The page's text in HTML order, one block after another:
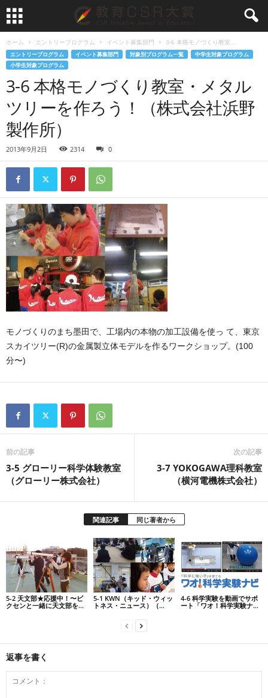
ホーム エントリープログラム イベント募集部門 3-6 本格モノづくり教室...
エントリープログラム イベント募集部門 対象別プログラム一覧
中学生対象プログラム
小学生対象プログラム
3-6 本格モノづくり教室・メタル
ツリーを作ろう！（株式会社浜野
製作所）
2013年9月2日 2314 0
モノづくりのまち墨田で、工場内の本物の加工設備を使っ て、東京
スカイツリー(R)の金属製立体モデルを作るワークショップ。(100
分〜)
前の記事
3-5 グローリー科学体験教室
（グローリー株式会社）
次の記事
3-7 YOKOGAWA理科教室
（横河電機株式会社）
関連記事 同じ著者から
5-2 天文部★応援中！〜ビ
クセンと一緒に天文部を...
5-1 KWN（キッド・ウィッ
トネス・ニュース）（...
4-6 科学実験を動画でサポ
ート「ワオ！科学実験ナ...
返事を書く